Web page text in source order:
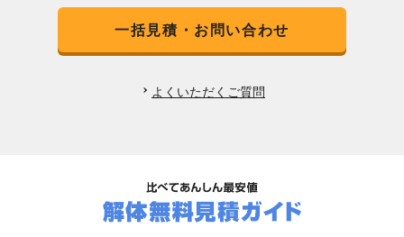
一括見積・お問い合わせ
よくいただくご質問